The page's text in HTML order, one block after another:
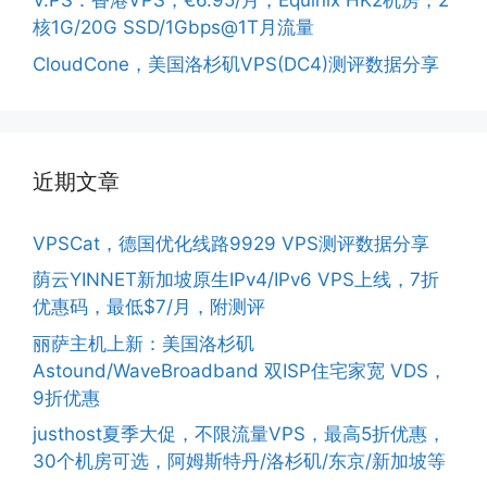
核1G/20G SSD/1Gbps@1T月流量
CloudCone，美国洛杉矶VPS(DC4)测评数据分享
近期文章
VPSCat，德国优化线路9929 VPS测评数据分享
荫云YINNET新加坡原生IPv4/IPv6 VPS上线，7折
优惠码，最低$7/月，附测评
丽萨主机上新：美国洛杉矶
Astound/WaveBroadband 双ISP住宅家宽 VDS，
9折优惠
justhost夏季大促，不限流量VPS，最高5折优惠，
30个机房可选，阿姆斯特丹/洛杉矶/东京/新加坡等